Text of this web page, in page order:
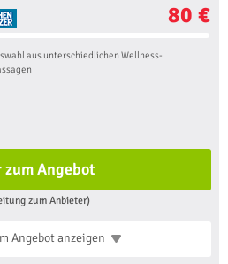
80 €
aus unterschiedlichen Wellness-
zum Angebot
zum Anbieter)
Angebotanzeigen